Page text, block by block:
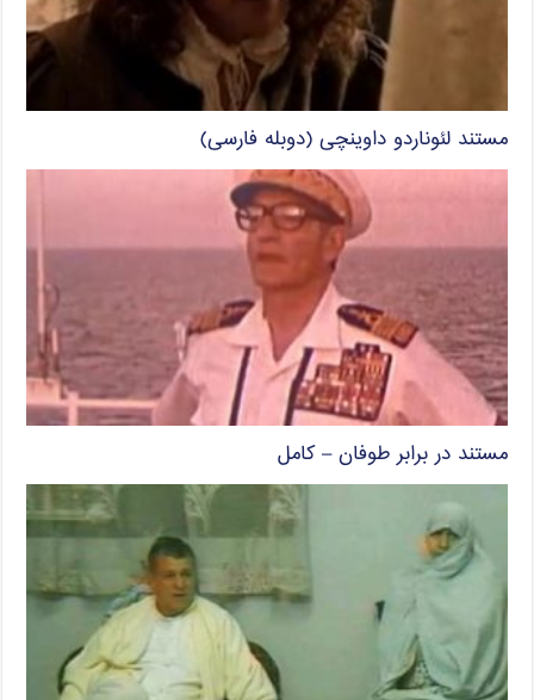
مستند لئوناردو داوینچی (دوبله فارسی)
مستند در برابر طوفان – کامل